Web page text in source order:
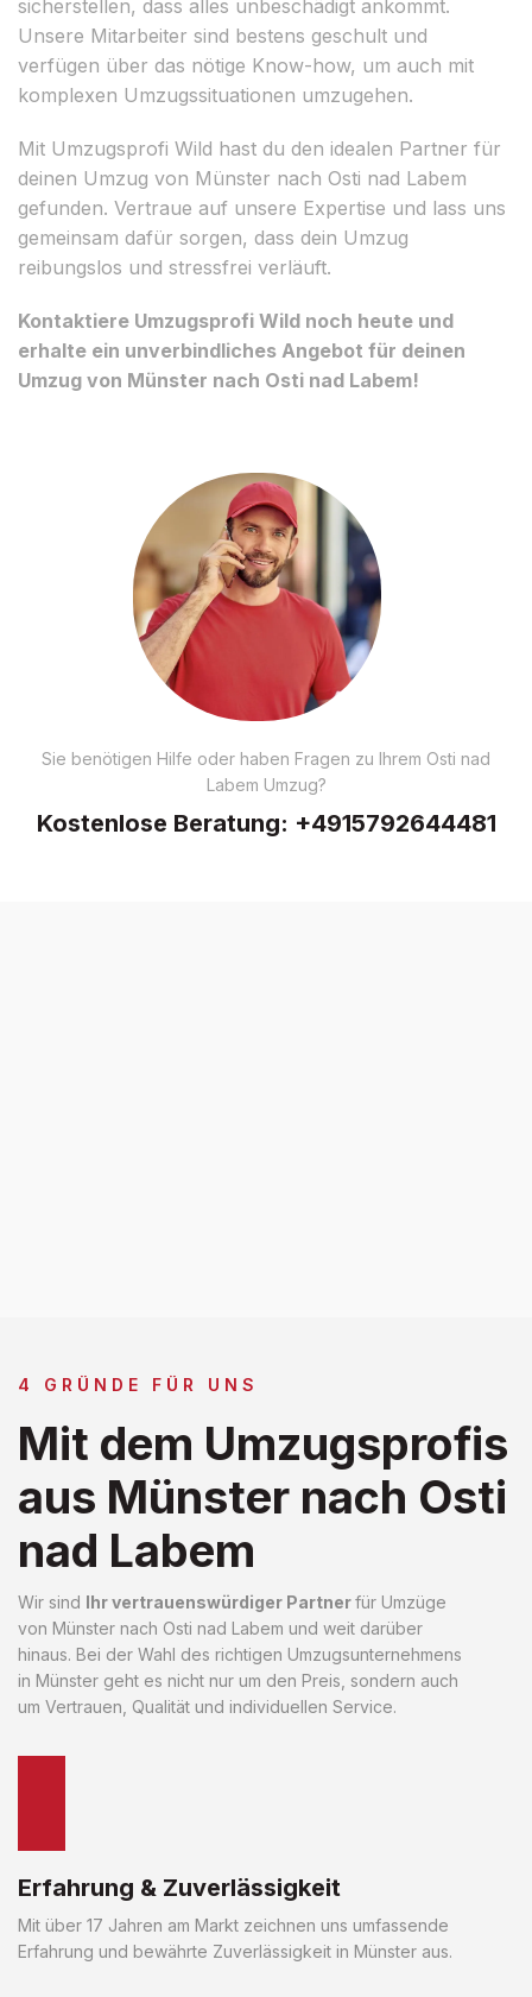
sicherstellen, dass alles unbeschädigt ankommt.
Unsere Mitarbeiter sind bestens geschult und
verfügen über das nötige Know-how, um auch mit
komplexen Umzugssituationen umzugehen.
Mit Umzugsprofi Wild hast du den idealen Partner für
deinen Umzug von Münster nach Osti nad Labem
gefunden. Vertraue auf unsere Expertise und lass uns
gemeinsam dafür sorgen, dass dein Umzug
reibungslos und stressfrei verläuft.
Kontaktiere Umzugsprofi Wild noch heute und
erhalte ein unverbindliches Angebot für deinen
Umzug von Münster nach Osti nad Labem!
Sie benötigen Hilfe oder haben Fragen zu Ihrem Osti nad
Labem Umzug?
Kostenlose Beratung: +4915792644481
4 GRÜNDE FÜR UNS
Mit dem Umzugsprofis
aus Münster nach Osti
nad Labem
Wir sind Ihr vertrauenswürdiger Partnerfür Umzüge
von Münster nach Osti nad Labem und weit darüber
hinaus. Bei der Wahl des richtigen Umzugsunternehmens
in Münster geht es nicht nur um den Preis, sondern auch
um Vertrauen, Qualität und individuellen Service.
Erfahrung & Zuverlässigkeit
Mit über 17 Jahren am Markt zeichnen uns umfassende
Erfahrung und bewährte Zuverlässigkeit in Münster aus.